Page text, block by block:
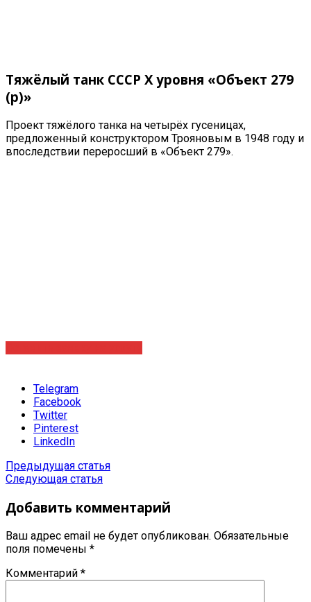
Тяжёлый танк СССР X уровня «Объект 279
(р)»
Проект тяжёлого танка на четырёх гусеницах,
предложенный конструктором Трояновым в 1948 году и
впоследствии переросший в «Объект 279».
Telegram
Facebook
Twitter
Pinterest
LinkedIn
Предыдущая статья
Следующая статья
Добавить комментарий
Ваш адрес email не будет опубликован. Обязательные
поля помечены *
Комментарий *